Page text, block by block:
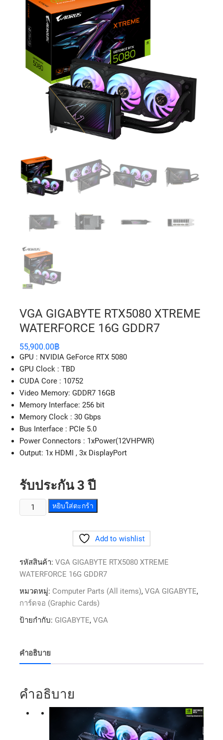
VGA GIGABYTE RTX5080 XTREME
WATERFORCE 16G GDDR7
55,900.00฿
GPU : NVIDIA GeForce RTX 5080
GPU Clock : TBD
CUDA Core : 10752
Video Memory: GDDR7 16GB
Memory Interface: 256 bit
Memory Clock : 30 Gbps
Bus Interface : PCIe 5.0
Power Connectors : 1xPower(12VHPWR)
Output: 1x HDMI , 3x DisplayPort
รับประกัน 3 ปี
หยิบใส่ตะกร้า
Add to wishlist
รหัสสินค้า: VGA GIGABYTE RTX5080 XTREME
WATERFORCE 16G GDDR7
หมวดหมู่: Computer Parts (All items), VGA GIGABYTE,
การ์ดจอ (Graphic Cards)
ป้ายกำกับ: GIGABYTE, VGA
คำอธิบาย
คำอธิบาย